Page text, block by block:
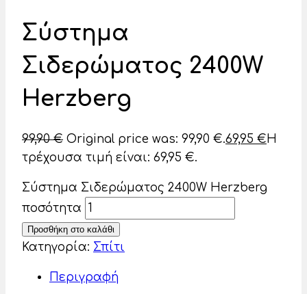
Σύστημα
Σιδερώματος 2400W
Herzberg
99,90€ Original price was: 99,90 €.69,95 €Η
τρέχουσα τιμή είναι: 69,95 €.
Σύστημα Σιδερώματος 2400W Herzberg
ποσότητα
Προσθήκη στο καλάθι
Κατηγορία: Σπίτι
Περιγραφή